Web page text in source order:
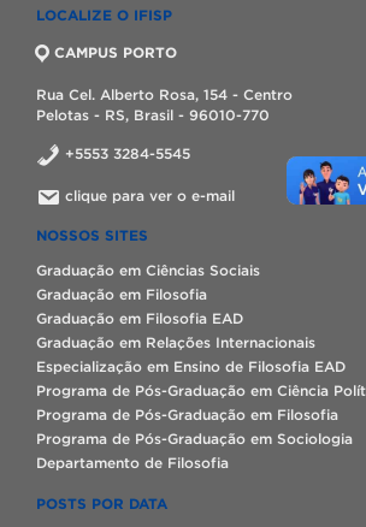
LOCALIZE O IFISP
CAMPUS PORTO
Rua Cel. Alberto Rosa, 154 - Centro
Pelotas - RS, Brasil - 96010-770
+5553 3284-5545
clique para ver o e-mail
NOSSOS SITES
Graduação em Ciências Sociais
Graduação em Filosofia
Graduação em Filosofia EAD
Graduação em Relações Internacionais
Especialização em Ensino de Filosofia EAD
Programa de Pós-Graduação em Ciência
Programa de Pós-Graduação em Filosofia
Programa de Pós-Graduação em Sociologia
Departamento de Filosofia
POSTS POR DATA